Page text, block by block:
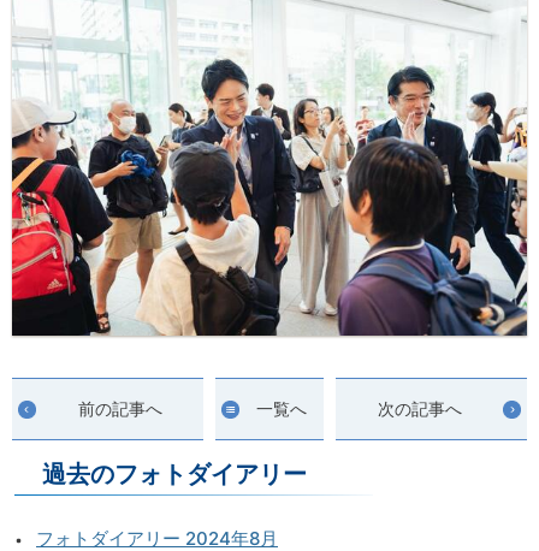
前の記事へ 一覧へ 次の記事へ
過去のフォトダイアリー
フォトダイアリー 2024年8月